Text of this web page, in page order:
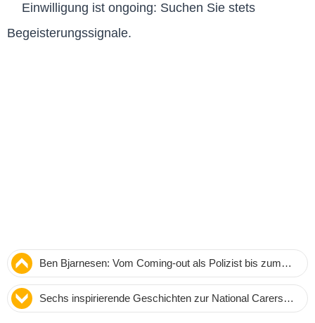
Einwilligung ist ongoing: Suchen Sie stets
Begeisterungssignale.
Ben Bjarnesen: Vom Coming-out als Polizist bis zum
Kampf für LGBTQIA+-Inklusion im Queensland Police
Service
Sechs inspirierende Geschichten zur National Carers
Week: Die unsichtbaren Helden der Pflege